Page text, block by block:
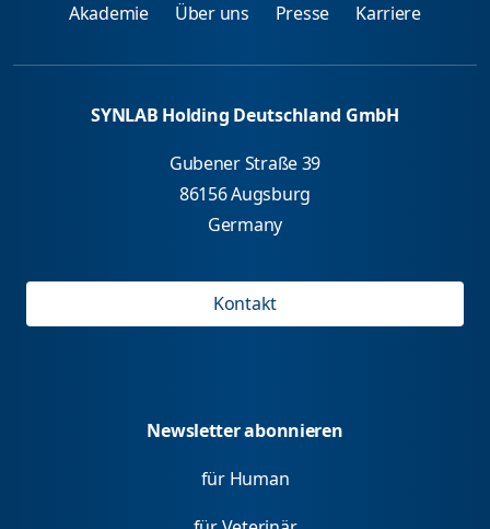
Akademie Über uns Presse Karriere
SYNLAB Holding Deutschland GmbH
Gubener Straße 39
86156 Augsburg
Germany
Kontakt
Newsletter abonnieren
für Human